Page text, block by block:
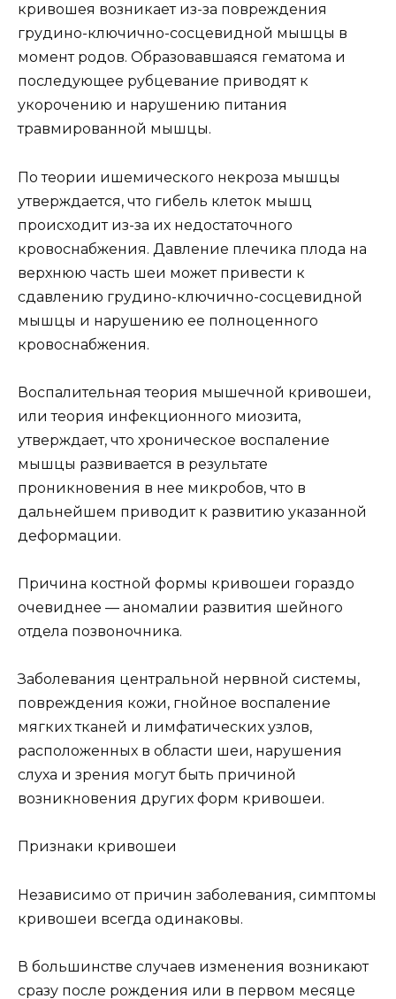
кривошея возникает из-за повреждения
грудино-ключично-сосцевидной мышцы в
момент родов. Образовавшаяся гематома и
последующее рубцевание приводят к
укорочению и нарушению питания
травмированной мышцы.
По теории ишемического некроза мышцы
утверждается, что гибель клеток мышц
происходит из-за их недостаточного
кровоснабжения. Давление плечика плода на
верхнюю часть шеи может привести к
сдавлению грудино-ключично-сосцевидной
мышцы и нарушению ее полноценного
кровоснабжения.
Воспалительная теория мышечной кривошеи,
или теория инфекционного миозита,
утверждает, что хроническое воспаление
мышцы развивается в результате
проникновения в нее микробов, что в
дальнейшем приводит к развитию указанной
деформации.
Причина костной формы кривошеи гораздо
очевиднее — аномалии развития шейного
отдела позвоночника.
Заболевания центральной нервной системы,
повреждения кожи, гнойное воспаление
мягких тканей и лимфатических узлов,
расположенных в области шеи, нарушения
слуха и зрения могут быть причиной
возникновения других форм кривошеи.
Признаки кривошеи
Независимо от причин заболевания, симптомы
кривошеи всегда одинаковы.
В большинстве случаев изменения возникают
сразу после рождения или в первом месяце